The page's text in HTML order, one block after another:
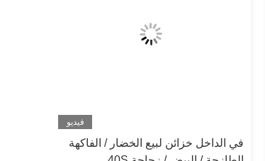
فيديو
في الداخل خزائن لبيع الخضار / الفاكهة